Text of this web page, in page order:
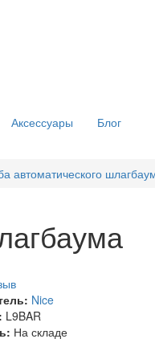
Аксессуары Блог
автоматического
Nice
L9BAR
На складе